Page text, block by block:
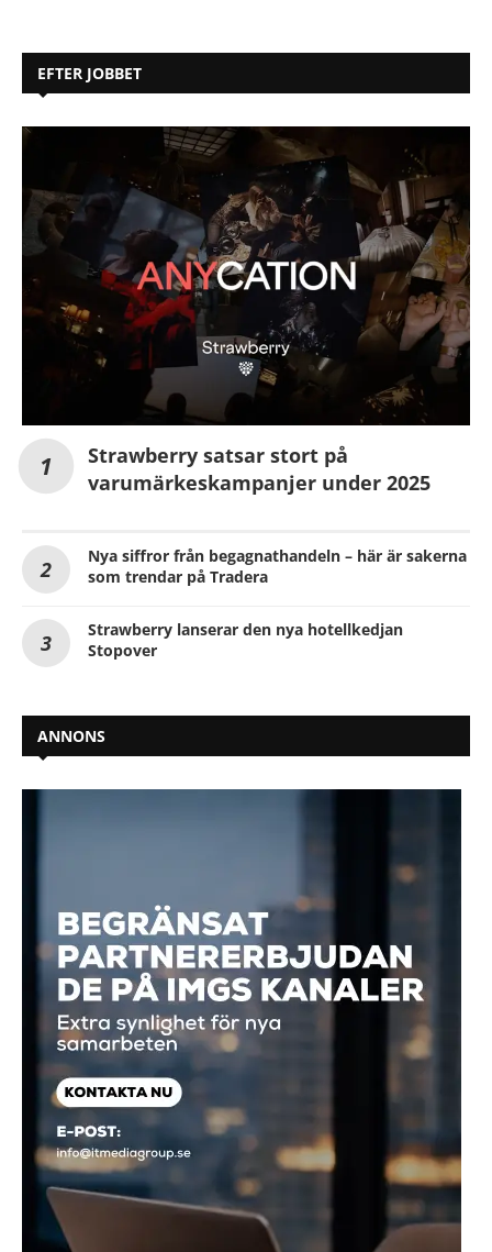
EFTER JOBBET
Strawberry satsar stort på
varumärkeskampanjer under 2025
Nya siffror från begagnathandeln – här är sakerna
som trendar på Tradera
Strawberry lanserar den nya hotellkedjan
Stopover
ANNONS